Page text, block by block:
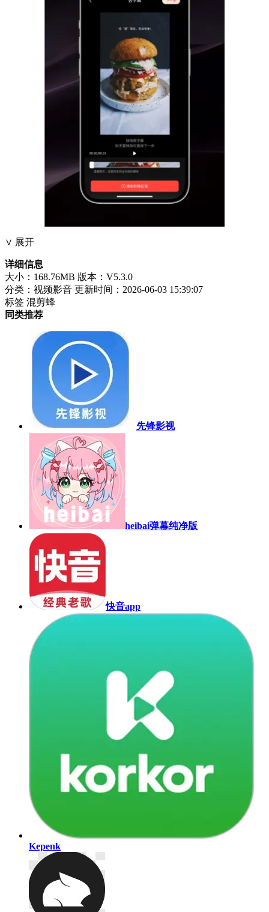
∨ 展开
详细信息
大小：168.76MB 版本：V5.3.0
分类：视频影音 更新时间：2026-06-03 15:39:07
标签 混剪蜂
同类推荐
先锋影视
heibai弹幕纯净版
快音app
Kepenk